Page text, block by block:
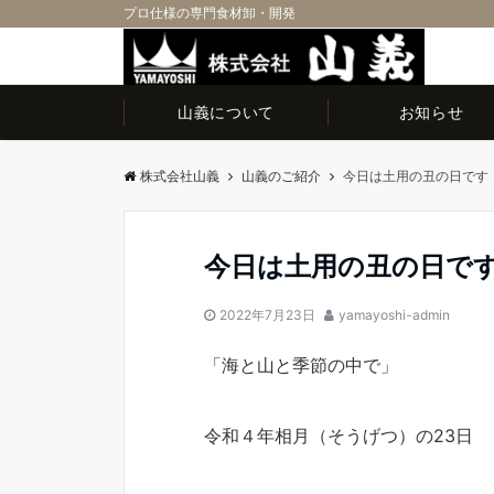
プロ仕様の専門食材卸・開発
山義について お知らせ
株式会社山義 山義のご紹介 今日は土用の丑の日です
今日は土用の丑の日で
2022年7月23日 yamayoshi-admin
「海と山と季節の中で」
令和４年相月（そうげつ）の23日